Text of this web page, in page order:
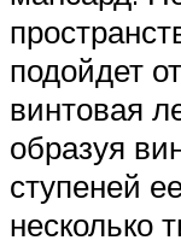
подойдет
винтовая
образуя
ступеней
несколько